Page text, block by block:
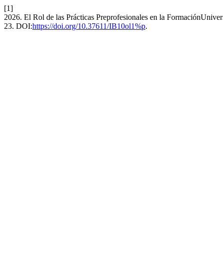
[1]
2026. El Rol de las Prácticas Preprofesionales en la
23. DOI:https://doi.org/10.37611/IB10ol1%p.